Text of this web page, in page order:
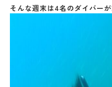
そんな週末は4名のダイバーが